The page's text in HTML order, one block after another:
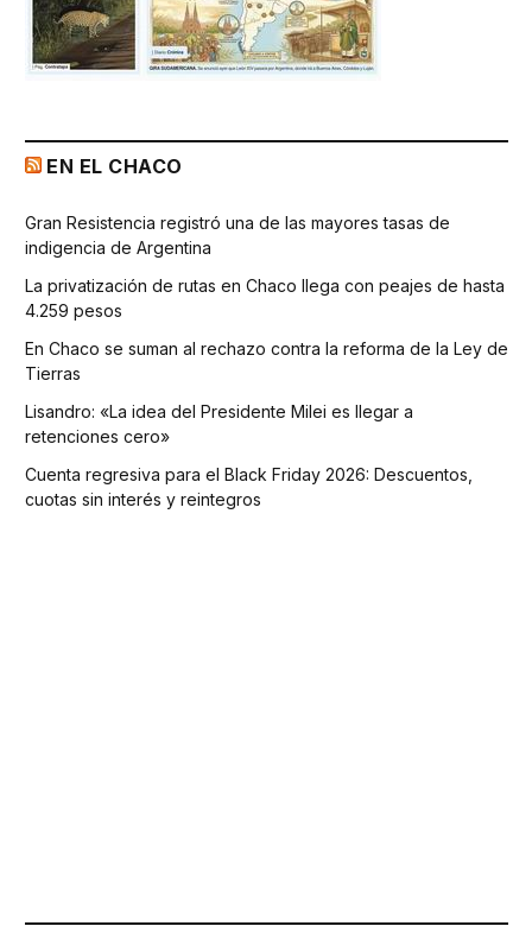
EN EL CHACO
Gran Resistencia registró una de las mayores tasas de
indigencia de Argentina
La privatización de rutas en Chaco llega con peajes de hasta
4.259 pesos
En Chaco se suman al rechazo contra la reforma de la Ley de
Tierras
Lisandro: «La idea del Presidente Milei es llegar a
retenciones cero»
Cuenta regresiva para el Black Friday 2026: Descuentos,
cuotas sin interés y reintegros